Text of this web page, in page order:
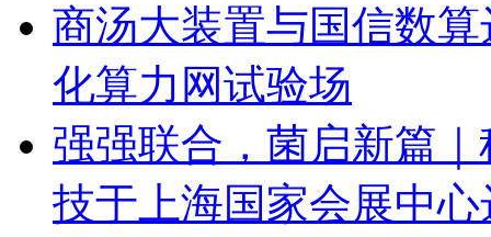
商汤大装置与国信数
化算力网试验场
强强联合，菌启新篇
技于上海国家会展中